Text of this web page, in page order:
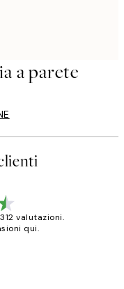
a parete
valutazioni.
qui.